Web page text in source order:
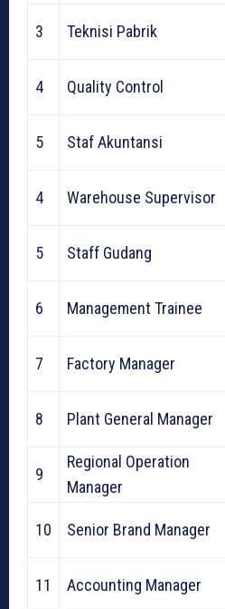
3 Teknisi Pabrik
4 Quality Control
5 Staf Akuntansi
4 Warehouse Supervisor
5 Staff Gudang
6 Management Trainee
7 Factory Manager
8 Plant General Manager
9
Regional Operation
Manager
10 Senior Brand Manager
11 Accounting Manager